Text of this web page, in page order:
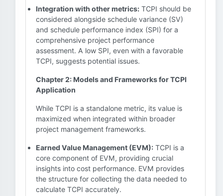
Integration with other metrics: TCPI should be
considered alongside schedule variance (SV)
and schedule performance index (SPI) for a
comprehensive project performance
assessment. A low SPI, even with a favorable
TCPI, suggests potential issues.
Chapter 2: Models and Frameworks for TCPI
Application
While TCPI is a standalone metric, its value is
maximized when integrated within broader
project management frameworks.
Earned Value Management (EVM): TCPI is a
core component of EVM, providing crucial
insights into cost performance. EVM provides
the structure for collecting the data needed to
calculate TCPI accurately.